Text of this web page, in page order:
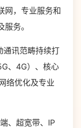
网，专业服务和
务。
讯范畴持续打
、4G）、核心
络优化及专业
、超宽带、IP